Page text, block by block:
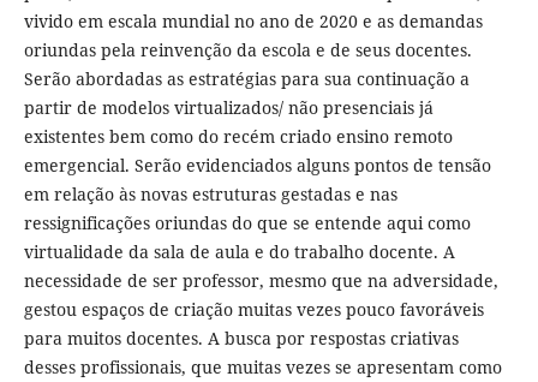
vivido em escala mundial no ano de 2020 e as demandas
oriundas pela reinvenção da escola e de seus docentes.
Serão abordadas as estratégias para sua continuação a
partir de modelos virtualizados/ não presenciais já
existentes bem como do recém criado ensino remoto
emergencial. Serão evidenciados alguns pontos de tensão
em relação às novas estruturas gestadas e nas
ressignificações oriundas do que se entende aqui como
virtualidade da sala de aula e do trabalho docente. A
necessidade de ser professor, mesmo que na adversidade,
gestou espaços de criação muitas vezes pouco favoráveis
para muitos docentes. A busca por respostas criativas
desses profissionais, que muitas vezes se apresentam como